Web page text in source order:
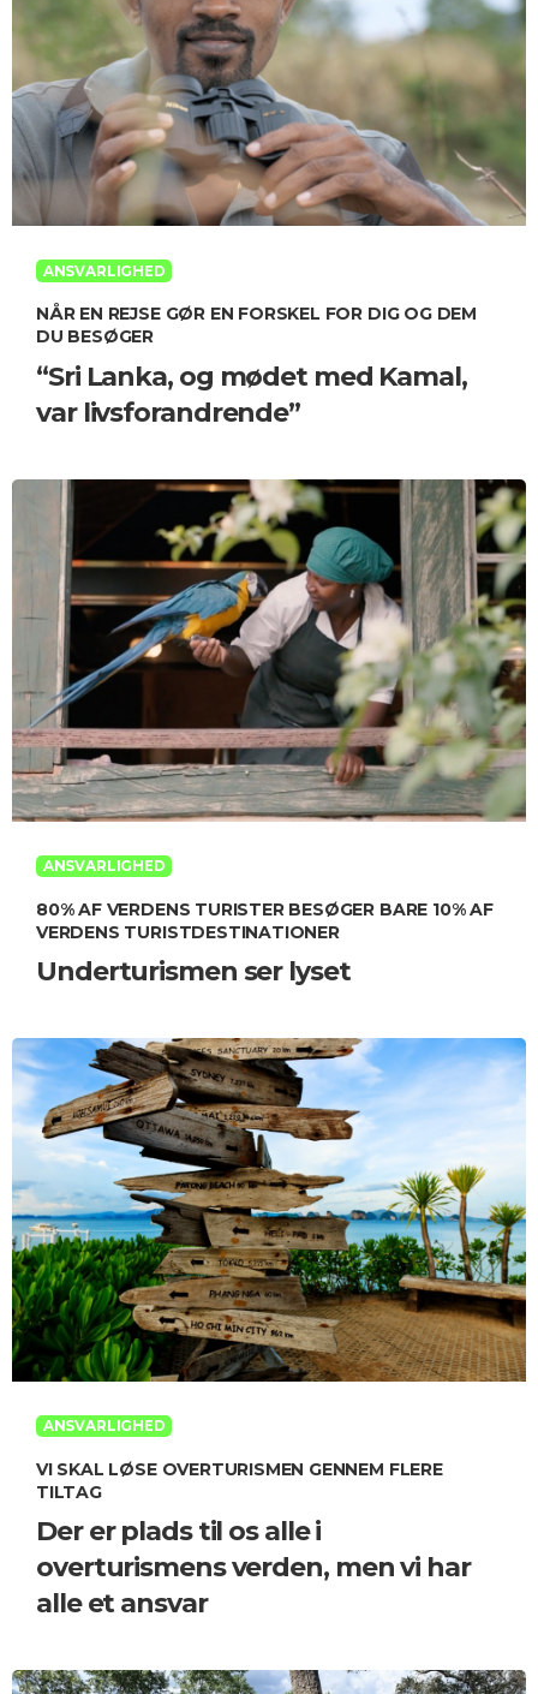
ANSVARLIGHED
NÅR EN REJSE GØR EN FORSKEL FOR DIG OG DEM
DU BESØGER
“Sri Lanka, og mødet med Kamal,
var livsforandrende”
ANSVARLIGHED
80% AF VERDENS TURISTER BESØGER BARE 10% AF
VERDENS TURISTDESTINATIONER
Underturismen ser lyset
ANSVARLIGHED
VI SKAL LØSE OVERTURISMEN GENNEM FLERE
TILTAG
Der er plads til os alle i
overturismens verden, men vi har
alle et ansvar